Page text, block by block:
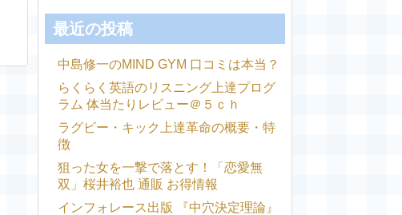
最近の投稿
中島修一のMIND GYM 口コミは本当？
らくらく英語のリスニング上達プログ
ラム 体当たりレビュー＠５ｃｈ
ラグビー・キック上達革命の概要・特
徴
狙った女を一撃で落とす！「恋愛無
双」桜井裕也 通販 お得情報
インフォレース出版 『中穴決定理論』